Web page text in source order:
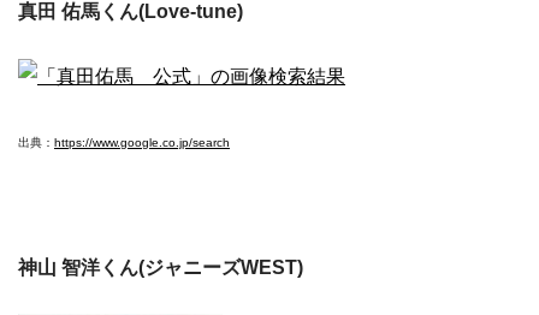
真田 佑馬くん(Love-tune)
出典： https://www.google.co.jp/search
神山 智洋くん(ジャニーズWEST)